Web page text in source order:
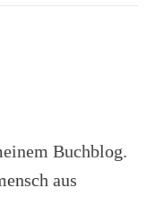
Buchblog.
aus